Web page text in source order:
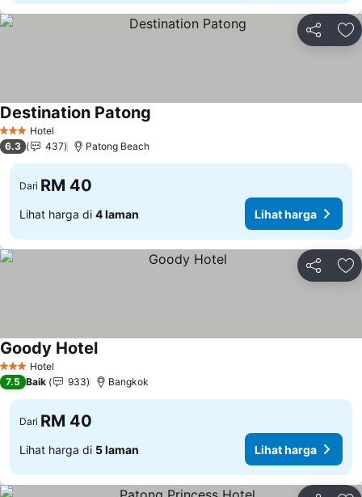
Kongsi
3 BintangHotel
Destination Patong
6.3 437 Patong Beach
Dari RM 40
Lihat harga di 4 laman Lihat harga
Kongsi
3 BintangHotel
Goody HotelLihat harga
7.5 Baik 933 Bangkok
Dari RM 40
Lihat harga di 5 laman Lihat harga